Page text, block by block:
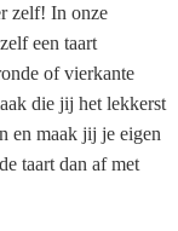
zelf! In onze
een taart
of vierkante
die jij het lekkerst
en maak jij je eigen
taart dan af met